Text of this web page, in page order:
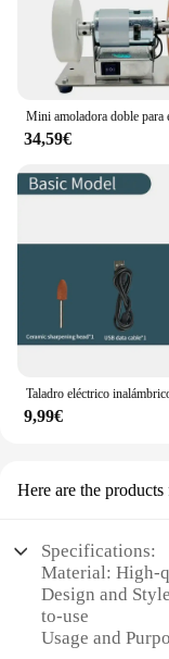
34,59€
9,99€
Here are the
Specifications:
Material: High-
Design and
to-use
Usage and